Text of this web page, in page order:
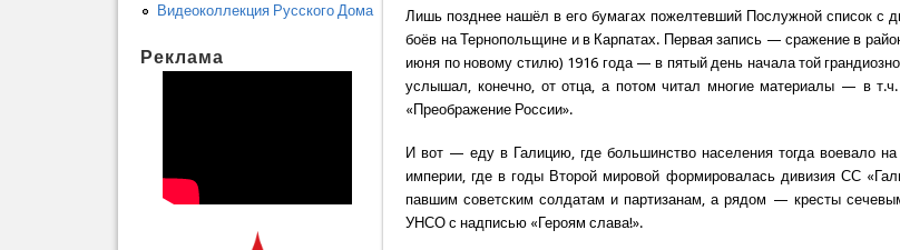
Лишь позднее нашёл в его бумагах пожелтевший Послужной список с
боёв на Тернопольщине и в Карпатах. Первая запись — сражение в
июня по новому стилю) 1916 года — в пятый день начала той
услышал, конечно, от отца, а потом читал многие материалы — в
«Преображение России».
И вот — еду в Галицию, где большинство населения тогда воевало на
империи, где в годы Второй мировой формировалась дивизия СС
павшим советским солдатам и партизанам, а рядом — кресты
УНСО с надписью «Героям слава!».
Видеоколлекция Русского Дома
Реклама